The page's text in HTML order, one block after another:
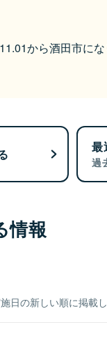
から酒田市に
最
過
情報
日の新しい順に掲載し